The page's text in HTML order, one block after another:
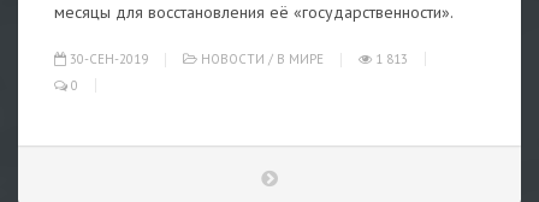
месяцы для восстановления её «государственности».
30-СЕН-2019 НОВОСТИ / В МИРЕ
1 813
0